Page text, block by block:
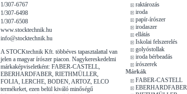
1/307-6767
1/307-6498
1/307-6508
www.stocktechnik.hu
info@stocktechnik.hu
A STOCKtechnik Kft. többéves tapasztalattal van
jelen a magyar írószer piacon. Nagykereskedelmi
márkaképviseletként: FABER-CASTELL,
EBERHARDFABER, RIETHMÜLLER,
FOLIA, LERCHE, BODEN, ARTOZ, ELCO
termékeket, ezen belül kiváló minőségű
raktározás
iroda
papír-írószer
irodaszer
ellátás
Iskolai felszerelés
golyóstollak
iroda bérbeadás
írószerek
Márkák
FABER-CASTELL
EBERHARDFABER